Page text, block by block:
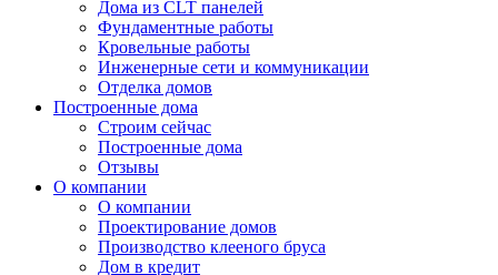
Дома из CLT панелей
Фундаментные работы
Кровельные работы
Инженерные сети и коммуникации
Отделка домов
Построенные дома
Строим сейчас
Построенные дома
Отзывы
О компании
О компании
Проектирование домов
Производство клееного бруса
Дом в кредит